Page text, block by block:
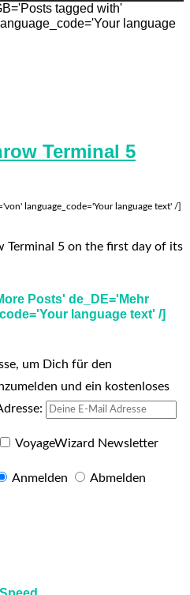
tagged with'
language
Terminal 5
language_code='Your language text' /]
Terminal 5 on the first day of its
Posts' de_DE='Mehr
language text' /]
um Dich für den
und ein kostenloses
VoyageWizard Newsletter
Anmelden Abmelden